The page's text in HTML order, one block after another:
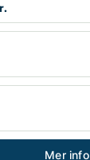
Mer info